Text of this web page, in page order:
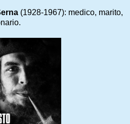
(1928-1967): medico, marito,